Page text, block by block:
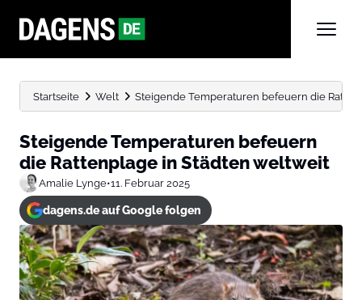
Startseite Welt Steigende Temperaturen befeuern die
Steigende Temperaturen befeuern
die Rattenplage in Städten weltweit
Amalie Lynge•11. Februar 2025
dagens.de auf Google folgen